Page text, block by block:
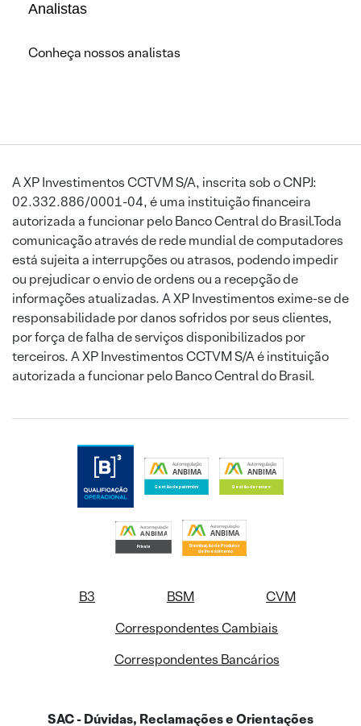
Analistas
Conheça nossos analistas
A XP Investimentos CCTVM S/A, inscrita sob o CNPJ:
02.332.886/0001-04, é uma instituição financeira
autorizada a funcionar pelo Banco Central do Brasil.Toda
comunicação através de rede mundial de computadores
está sujeita a interrupções ou atrasos, podendo impedir
ou prejudicar o envio de ordens ou a recepção de
informações atualizadas. A XP Investimentos exime-se de
responsabilidade por danos sofridos por seus clientes,
por força de falha de serviços disponibilizados por
terceiros. A XP Investimentos CCTVM S/A é instituição
autorizada a funcionar pelo Banco Central do Brasil.
B3 BSM
CVM
Correspondentes Cambiais
Correspondentes Bancários
SAC - Dúvidas, Reclamações e Orientações